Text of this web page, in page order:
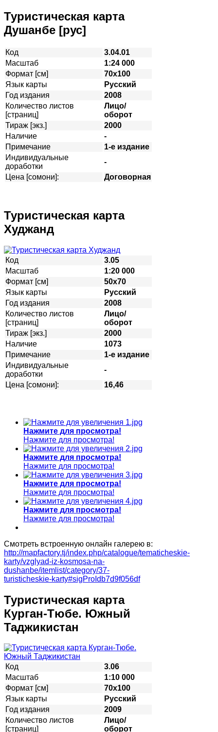
Туристическая карта
Душанбе [рус]
Код
3.04.01
Масштаб
1:24 000
Формат [см]
70х100
Язык карты
Русский
Год издания
2008
Количество листов
[страниц]
Лицо/
оборот
Тираж [экз.]
2000
Наличие
-
Примечание
1-е издание
Индивидуальные
доработки
-
Цена [сомони]:
Договорная
Туристическая карта
Худжанд
Код
3.05
Масштаб
1:20 000
Формат [см]
50х70
Язык карты
Русский
Год издания
2008
Количество листов
[страниц]
Лицо/
оборот
Тираж [экз.]
2000
Наличие
1073
Примечание
1-е издание
Индивидуальные
доработки
-
Цена [сомони]:
16,46
Нажмите для просмотра!
Нажмите для просмотра!
Нажмите для просмотра!
Нажмите для просмотра!
Нажмите для просмотра!
Нажмите для просмотра!
Нажмите для просмотра!
Нажмите для просмотра!
Смотреть встроенную онлайн галерею в:
http://mapfactory.tj/index.php/catalogue/tematicheskie-
karty/vzglyad-iz-kosmosa-na-
dushanbe/itemlist/category/37-
turisticheskie-karty#sigProIdb7d9f056df
Туристическая карта
Курган-Тюбе. Южный
Таджикистан
Код
3.06
Масштаб
1:10 000
Формат [см]
70х100
Язык карты
Русский
Год издания
2009
Количество листов
[страниц]
Лицо/
оборот